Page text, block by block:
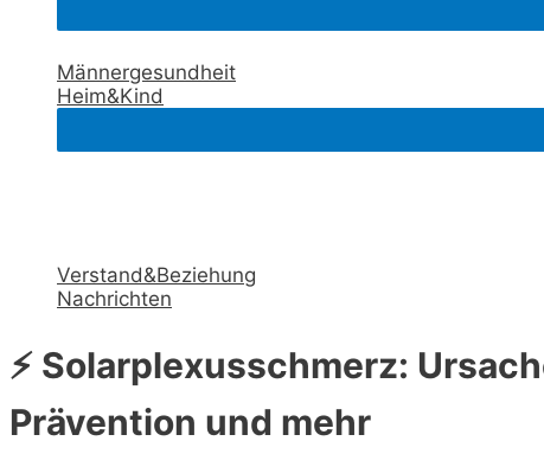
Männergesundheit
Heim&Kind
Verstand&Beziehung
Nachrichten
⚡ Solarplexusschmerz:
Prävention und mehr